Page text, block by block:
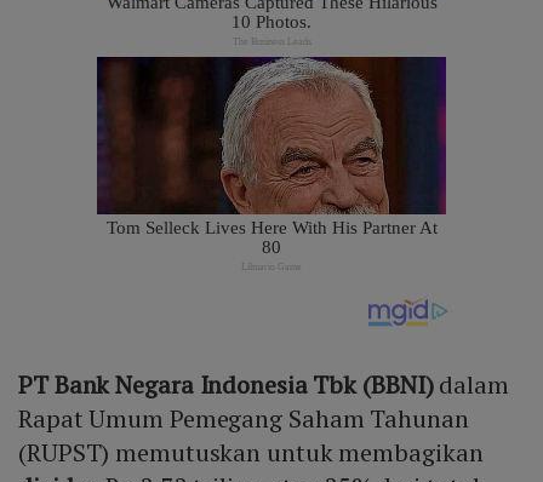
PT Bank Negara Indonesia Tbk (BBNI)dalam
Rapat Umum Pemegang Saham Tahunan
(RUPST) memutuskan untuk membagikan